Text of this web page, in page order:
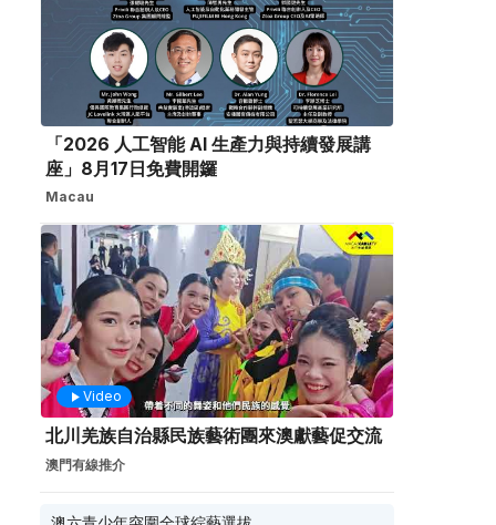
「2026 人工智能 AI 生產力與持續發展講
座」8月17日免費開鑼
Macau
Video
北川羌族自治縣民族藝術團來澳獻藝促交流
澳門有線推介